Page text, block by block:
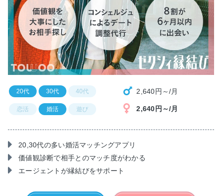
20,30代の多い婚活マッチングアプリ
価値観診断で相手とのマッチ度がわかる
エージェントが縁結びをサポート
20代 30代 40代
恋活 婚活 遊び
2,640円～/月
2,640円～/月